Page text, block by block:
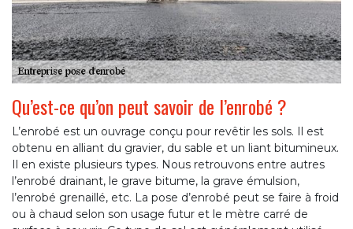
Qu’est-ce qu’on peut savoir de l’enrobé ?
L’enrobé est un ouvrage conçu pour revêtir les sols. Il est
obtenu en alliant du gravier, du sable et un liant bitumineux.
Il en existe plusieurs types. Nous retrouvons entre autres
l’enrobé drainant, le grave bitume, la grave émulsion,
l’enrobé grenaillé, etc. La pose d’enrobé peut se faire à froid
ou à chaud selon son usage futur et le mètre carré de